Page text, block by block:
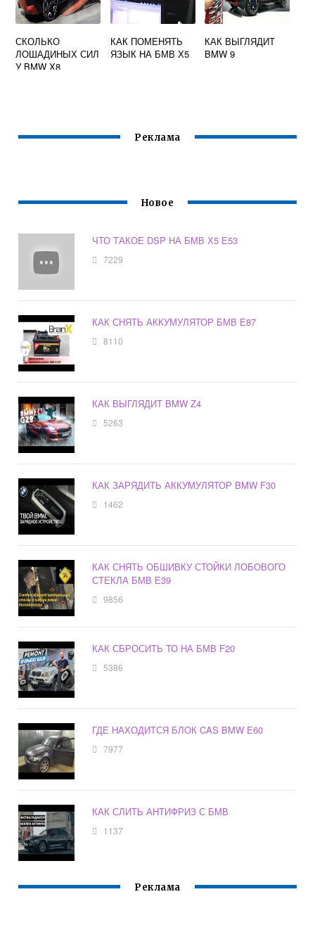
СКОЛЬКО
ЛОШАДИНЫХ СИЛ
У BMW X8
КАК ПОМЕНЯТЬ
ЯЗЫК НА БМВ Х5
КАК ВЫГЛЯДИТ
BMW 9
Реклама
Новое
ЧТО ТАКОЕ DSP НА БМВ Х5 Е53
7229
КАК СНЯТЬ АККУМУЛЯТОР БМВ Е87
8110
КАК ВЫГЛЯДИТ BMW Z4
5263
КАК ЗАРЯДИТЬ АККУМУЛЯТОР BMW F30
1462
КАК СНЯТЬ ОБШИВКУ СТОЙКИ ЛОБОВОГО
СТЕКЛА БМВ Е39
9856
КАК СБРОСИТЬ ТО НА БМВ F20
5386
ГДЕ НАХОДИТСЯ БЛОК CAS BMW E60
7977
КАК СЛИТЬ АНТИФРИЗ С БМВ
1137
Реклама